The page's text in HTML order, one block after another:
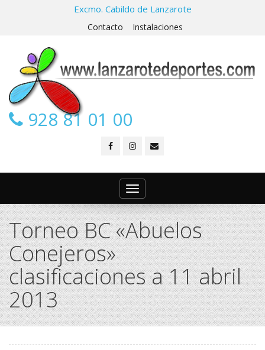
Excmo. Cabildo de Lanzarote
Contacto Instalaciones
928 81 01 00
Toggle
navigation
Torneo BC «Abuelos
Conejeros»
clasificaciones a 11 abril
2013